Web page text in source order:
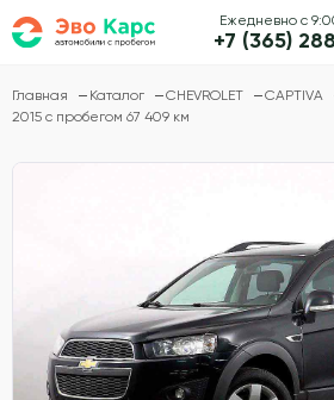
Ежедневно с
+7 (365)
Главная Каталог CHEVROLET CAPTIVA
2015 с пробегом 67 409 км